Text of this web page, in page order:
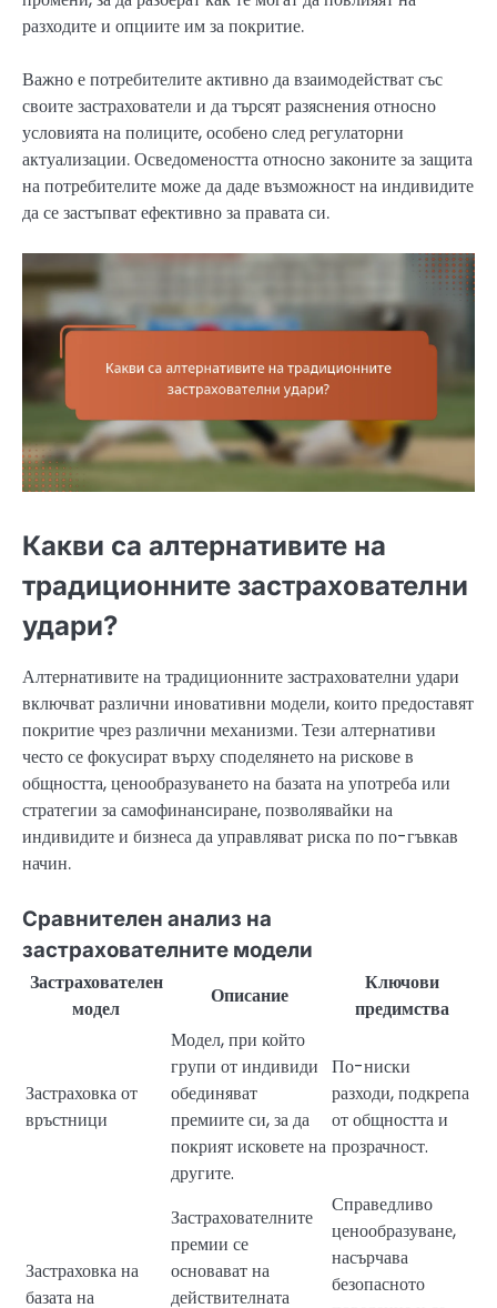
разходите и опциите им за покритие.
Важно е потребителите активно да взаимодействат със
своите застрахователи и да търсят разяснения относно
условията на полиците, особено след регулаторни
актуализации. Осведомеността относно законите за защита
на потребителите може да даде възможност на индивидите
да се застъпват ефективно за правата си.
Какви са алтернативите на
традиционните застрахователни
удари?
Алтернативите на традиционните застрахователни удари
включват различни иновативни модели, които предоставят
покритие чрез различни механизми. Тези алтернативи
често се фокусират върху споделянето на рискове в
общността, ценообразуването на базата на употреба или
стратегии за самофинансиране, позволявайки на
индивидите и бизнеса да управляват риска по по-гъвкав
начин.
Сравнителен анализ на
застрахователните модели
Застрахователен
модел
Описание
Ключови
предимства
Застраховка от
връстници
Модел, при който
групи от индивиди
обединяват
премиите си, за да
покрият исковете на
другите.
По-ниски
разходи, подкрепа
от общността и
прозрачност.
Застраховка на
базата на
Застрахователните
премии се
основават на
действителната
Справедливо
ценообразуване,
насърчава
безопасното